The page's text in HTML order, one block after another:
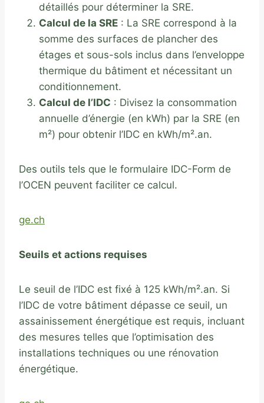
détaillés pour déterminer la SRE.
Calcul de la SRE : La SRE correspond à la
somme des surfaces de plancher des
étages et sous-sols inclus dans l’enveloppe
thermique du bâtiment et nécessitant un
conditionnement.
Calcul de l’IDC : Divisez la consommation
annuelle d’énergie (en kWh) par la SRE (en
m²) pour obtenir l’IDC en kWh/m².an.
Des outils tels que le formulaire IDC-Form de
l’OCEN peuvent faciliter ce calcul.
ge.ch
Seuils et actions requises
Le seuil de l’IDC est fixé à 125 kWh/m².an. Si
l’IDC de votre bâtiment dépasse ce seuil, un
assainissement énergétique est requis, incluant
des mesures telles que l’optimisation des
installations techniques ou une rénovation
énergétique.